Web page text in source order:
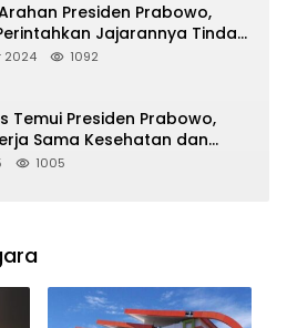
Presiden Prabowo,
Jajarannya Tindak
Judi Online
2024 1092
Temui Presiden Prabowo,
Sama Kesehatan dan
Bergizi Gratis
1005